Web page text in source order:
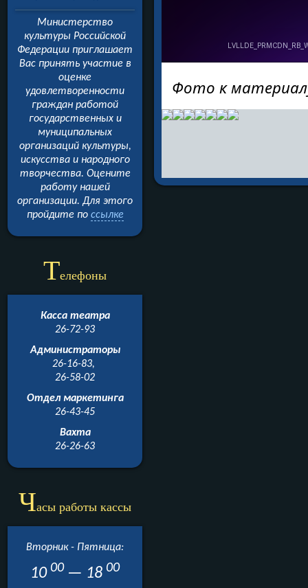
Министерство
культуры Российской
Федерации приглашает
Вас принять участие в
оценке
удовлетворенности
граждан работой
государственных и
муниципальных
организаций культуры,
искусства и народного
творчества. Оцените
работу нашей
организации. Для этого
пройдите по ссылке
Телефоны
Касса театра
26-72-93
Администраторы
26-16-83,
26-58-02
Отдел маркетинга
26-43-45
Вахта
26-26-63
Часы работы кассы
Вторник - Пятница:
10 00 — 18 00
Фото к